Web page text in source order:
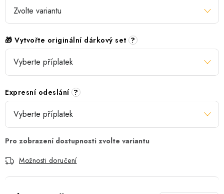
🎁 Vytvořte originální dárkový set ?
Expresní odeslání ?
Možnosti doručení